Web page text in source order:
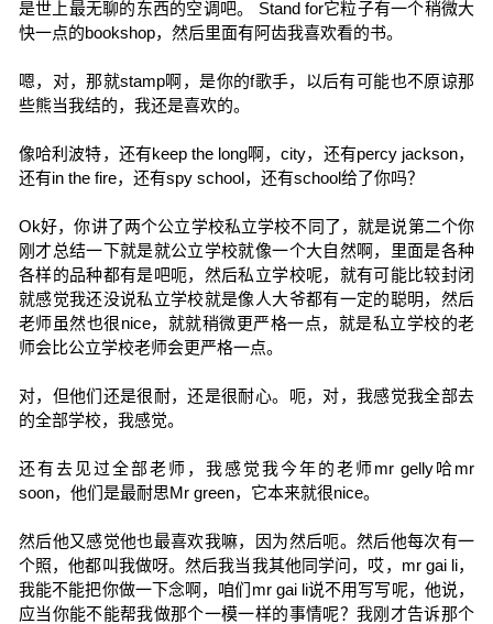
是世上最无聊的东西的空调吧。 Stand for它粒子有一个稍微大
快一点的bookshop，然后里面有阿齿我喜欢看的书。
嗯，对，那就stamp啊，是你的f歌手，以后有可能也不原谅那
些熊当我结的，我还是喜欢的。
像哈利波特，还有keep the long啊，city，还有percy jackson，
还有in the fire，还有spy school，还有school给了你吗？
Ok好，你讲了两个公立学校私立学校不同了，就是说第二个你
刚才总结一下就是就公立学校就像一个大自然啊，里面是各种
各样的品种都有是吧呃，然后私立学校呢，就有可能比较封闭
就感觉我还没说私立学校就是像人大爷都有一定的聪明，然后
老师虽然也很nice，就就稍微更严格一点，就是私立学校的老
师会比公立学校老师会更严格一点。
对，但他们还是很耐，还是很耐心。呃，对，我感觉我全部去
的全部学校，我感觉。
还有去见过全部老师，我感觉我今年的老师mr gelly哈mr
soon，他们是最耐思Mr green，它本来就很nice。
然后他又感觉他也最喜欢我嘛，因为然后呃。然后他每次有一
个照，他都叫我做呀。然后我当我其他同学问，哎，mr gai li，
我能不能把你做一下念啊，咱们mr gai li说不用写写呢，他说，
应当你能不能帮我做那个一模一样的事情呢？我刚才告诉那个